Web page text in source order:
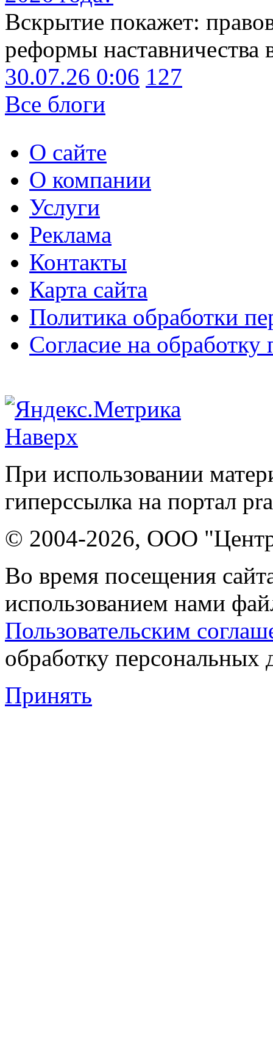
Вскрытие покажет:
реформы наставничества
30.07.26 0:06 127
Все блоги
О сайте
О компании
Услуги
Реклама
Контакты
Карта сайта
Политика обработки
Согласие на
Наверх
При использовании
гиперссылка на портал
© 2004-2026, ООО "Центр
Во время посещения
использованием нами
Пользовательским
обработку персональных
Принять